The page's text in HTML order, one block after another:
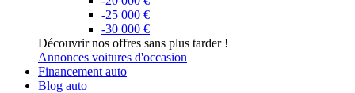
-25 000 €
-30 000 €
Découvrir nos offres sans plus tarder !
Annonces voitures d'occasion
Financement auto
Blog auto